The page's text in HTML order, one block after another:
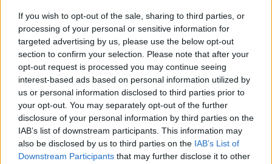
If you wish to opt-out of the sale, sharing to third parties, or
processing of your personal or sensitive information for
targeted advertising by us, please use the below opt-out
section to confirm your selection. Please note that after your
opt-out request is processed you may continue seeing
interest-based ads based on personal information utilized by
us or personal information disclosed to third parties prior to
your opt-out. You may separately opt-out of the further
disclosure of your personal information by third parties on the
IAB’s list of downstream participants. This information may
also be disclosed by us to third parties on the IAB’s List of
Downstream Participants that may further disclose it to other
Cotización de criptomonedas: evolución y perspectivas en 2026
Diego Martín · 8 Ago 2026